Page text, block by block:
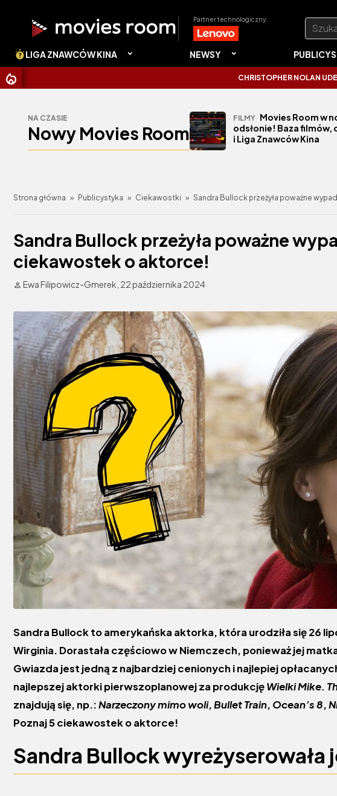
Partner technologiczny: Szukaj:
LIGA ZNAWCÓW KINA NEWSY
CHRISTOPHER NOLAN UDERZYŁ W
NA CZASIE
Nowy Movies Room
FILMY Movies Room w
odsłonie! Baza filmów,
i Liga Znawców Kina
Strona główna » Publicystyka » Ciekawostki » Sandra Bullock przeżyła poważne
Sandra Bullock przeżyła poważne
ciekawostek o aktorce!
Ewa Filipowicz-Gmerek, 22 października 2024
Sandra Bullock to amerykańska aktorka, która urodziła się 26
Wirginia. Dorastała częściowo w Niemczech, ponieważ jej
Gwiazda jest jedną z najbardziej cenionych i najlepiej
najlepszej aktorki pierwszoplanowej za produkcjęWielki Mike.
znajdują się, np.:Narzeczony mimo woli,Bullet Train, Ocean’s 8,
Poznaj 5 ciekawostek o aktorce!
Sandra Bullock wyreżyserowała